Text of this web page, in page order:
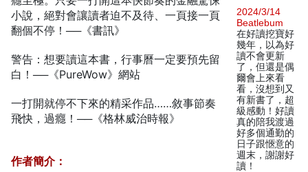
小說，絕對會讓讀者迫不及待、一頁接一頁
翻個不停！──《書訊》
警告：想要讀這本書，行事曆一定要預先留
白！──《PureWow》網站
一打開就停不下來的精采作品……敘事節奏
飛快，過癮！──《格林威治時報》
作者簡介：
2024/3/14
Beatlebum
在好讀挖寶好
幾年，以為好
讀不會更新
了，但還是偶
爾會上來看
看，沒想到又
有新書了，超
級感動！好讀
真的陪我渡過
好多個通勤的
日子跟愜意的
週末，謝謝好
讀！